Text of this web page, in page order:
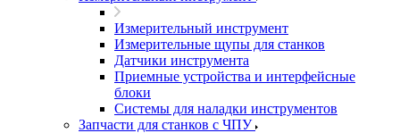
Измерительный инструмент
Измерительные щупы для станков
Датчики инструмента
Приемные устройства и интерфейсные
блоки
Системы для наладки инструментов
Запчасти для станков с ЧПУ